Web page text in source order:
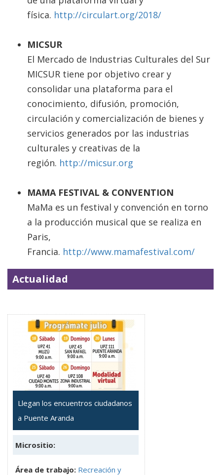
física. http://circulart.org/2018/
MICSUR
El Mercado de Industrias Culturales del Sur
MICSUR tiene por objetivo crear y
consolidar una plataforma para el
conocimiento, difusión, promoción,
circulación y comercialización de bienes y
servicios generados por las industrias
culturales y creativas de la
región. http://micsur.org
MAMA FESTIVAL & CONVENTION
MaMa es un festival y convención en torno
a la producción musical que se realiza en
Paris,
Francia. http://www.mamafestival.com/
Actualidad
Llegan los encuentros ciudadanos
a Puente Aranda
Micrositio:
Área de trabajo: Recreación y